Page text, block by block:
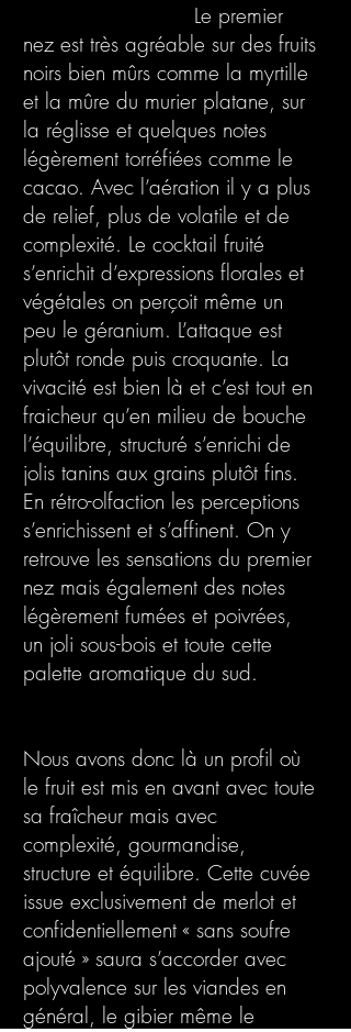
Le premier
nez est très agréable sur des fruits
noirs bien mûrs comme la myrtille
et la mûre du murier platane, sur
la réglisse et quelques notes
légèrement torréfiées comme le
cacao. Avec l’aération il y a plus
de relief, plus de volatile et de
complexité. Le cocktail fruité
s’enrichit d’expressions florales et
végétales on perçoit même un
peu le géranium. L’attaque est
plutôt ronde puis croquante. La
vivacité est bien là et c’est tout en
fraicheur qu’en milieu de bouche
l’équilibre, structuré s’enrichi de
jolis tanins aux grains plutôt fins.
En rétro-olfaction les perceptions
s’enrichissent et s’affinent. On y
retrouve les sensations du premier
nez mais également des notes
légèrement fumées et poivrées,
un joli sous-bois et toute cette
palette aromatique du sud.
Nous avons donc là un profil où
le fruit est mis en avant avec toute
sa fraîcheur mais avec
complexité, gourmandise,
structure et équilibre. Cette cuvée
issue exclusivement de merlot et
confidentiellement « sans soufre
ajouté » saura s’accorder avec
polyvalence sur les viandes en
général, le gibier même le